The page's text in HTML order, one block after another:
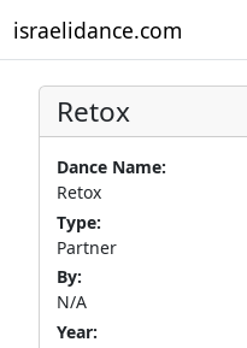
israelidance.com
Retox
Dance Name:
Retox
Type:
Partner
By:
N/A
Year: